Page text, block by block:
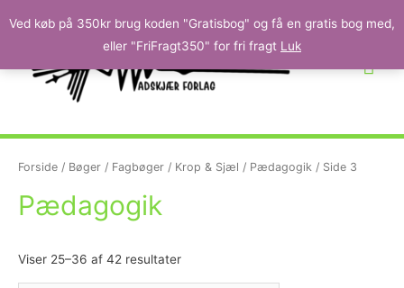
Ved køb på 350kr brug koden "Gratisbog" og få en gratis bog med,
eller "FriFragt350" for fri fragt Luk
Forside / Bøger / Fagbøger / Krop & Sjæl / Pædagogik / Side 3
Pædagogik
Viser 25–36 af 42 resultater